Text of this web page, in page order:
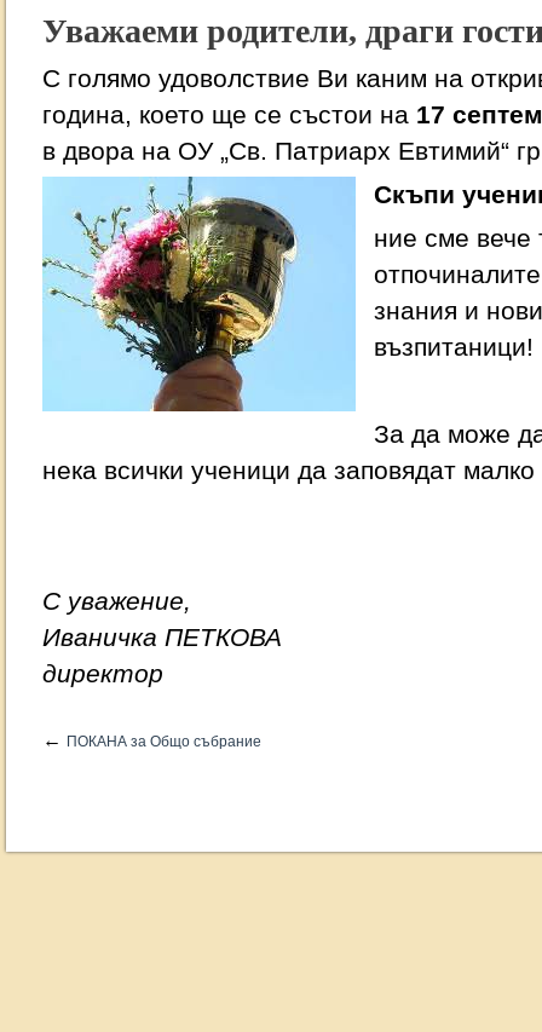
Уважаеми родители, драги
С голямо удоволствие Ви каним на
година, което ще се състои на 17
в двора на ОУ „Св. Патриарх Евтимий“
Скъпи
ние сме вече
знания и
възпитаници!
За да може
нека всички ученици да заповядат
С уважение,
Иваничка ПЕТКОВА
директор
← ПОКАНА за Общо събрание